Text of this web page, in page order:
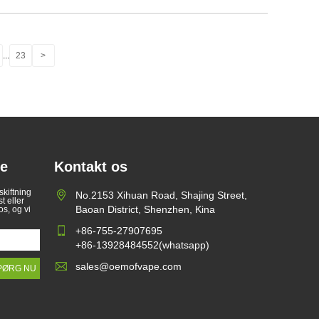
... 23 >
eller
og vi
Kontakt os
No.2153 Xihuan Road, Shajing Street,
Baoan District, Shenzhen, Kina
+86-755-27907695
+86-13928484552(whatsapp)
sales@oemofvape.com